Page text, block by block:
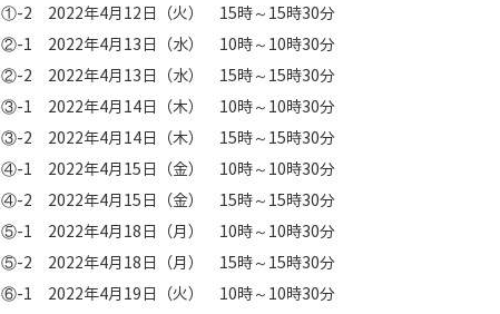
①-2 2022年4月12日（火） 15時～15時30分
②-1 2022年4月13日（水） 10時～10時30分
②-2 2022年4月13日（水） 15時～15時30分
③-1 2022年4月14日（木） 10時～10時30分
③-2 2022年4月14日（木） 15時～15時30分
④-1 2022年4月15日（金） 10時～10時30分
④-2 2022年4月15日（金） 15時～15時30分
⑤-1 2022年4月18日（月） 10時～10時30分
⑤-2 2022年4月18日（月） 15時～15時30分
⑥-1 2022年4月19日（火） 10時～10時30分